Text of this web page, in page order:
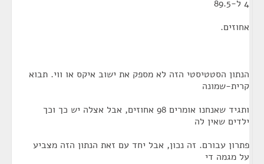
4 ל-89.5
אחוזים.
הנתון הסטטיסטי הזה לא מספק את ישוב איקס או ווי. תבוא
קרית-שמונה
ותגיד שאנחנו אומרים 98 אחוזים, אבל אצלה יש כך וכך
ילדים שאין לה
פתרון עבורם. זה נכון, אבל יחד עם זאת הנתון הזה מצביע
על מגמה די